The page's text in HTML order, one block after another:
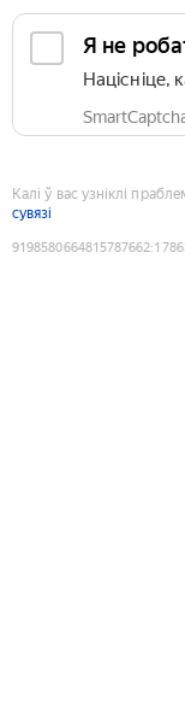
Я не
Націсніце,
Калі ў вас узніклі
сувязі
9198580664815787662: